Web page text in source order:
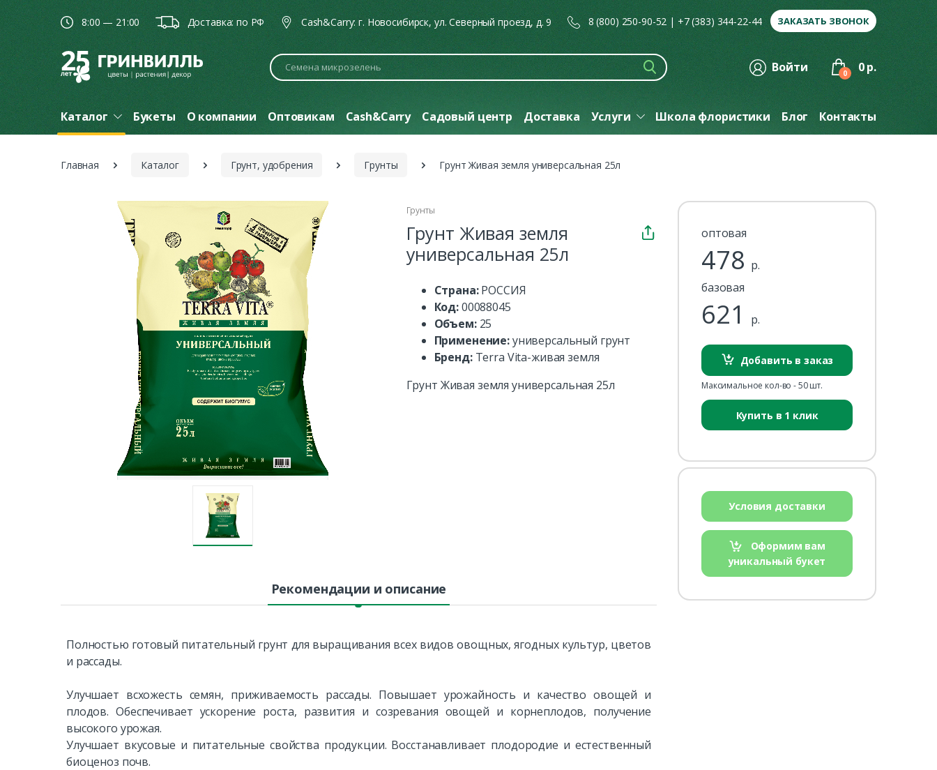
8:00 — 21:00 Доставка: по РФ Cash&Carry: г. Новосибирск, ул. Северный проезд, д. 9 8 (800) 250-90-52 | +7 (383) 344-22-44 ЗАКАЗАТЬ ЗВОНОК
Поиск Войти 0 0 р.
Каталог Букеты О компании Оптовикам Cash&Carry Садовый центр Доставка Услуги Школа флористики Блог Контакты
Главная Каталог Грунт, удобрения Грунты Грунт Живая земля универсальная 25л
Грунты
Грунт Живая земля
универсальная 25л
Страна:РОССИЯ
Код:00088045
Объем: 25
Применение:универсальный грунт
Бренд: Terra Vita-живая земля
Грунт Живая земля универсальная 25л
оптовая
478 р.
базовая
621 р.
Добавить в заказ
Максимальное кол-во - 50 шт.
Купить в 1 клик
Условия доставки
Оформим вам
уникальный букет
Рекомендации и описание
Полностью готовый питательный грунт для выращивания всех видов овощных, ягодных культур, цветов
и рассады.
Улучшает всхожесть семян, приживаемость рассады. Повышает урожайность и качество овощей и
плодов. Обеспечивает ускорение роста, развития и созревания овощей и корнеплодов, получение
высокого урожая.
Улучшает вкусовые и питательные свойства продукции. Восстанавливает плодородие и естественный
биоценоз почв.